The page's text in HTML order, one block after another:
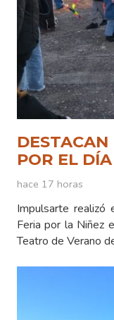
POR EL
hace 17 horas
Impulsarte realizó
Feria por la Niñez
Teatro de Verano